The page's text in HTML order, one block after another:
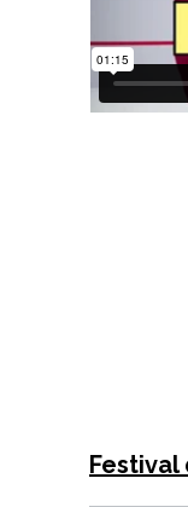
Festival